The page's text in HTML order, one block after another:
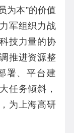
为本”的价值
军组织力战
技力量的协
推进资源整
署、平台建
任务倾斜，
为上海高研